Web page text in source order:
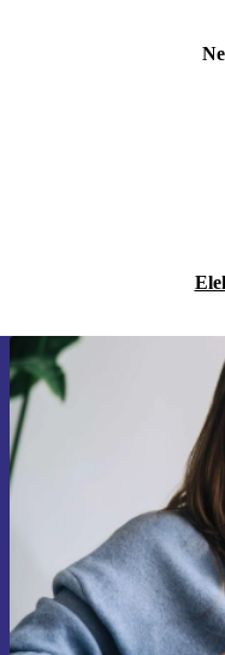
15 €
Informationen über die
du in unserer